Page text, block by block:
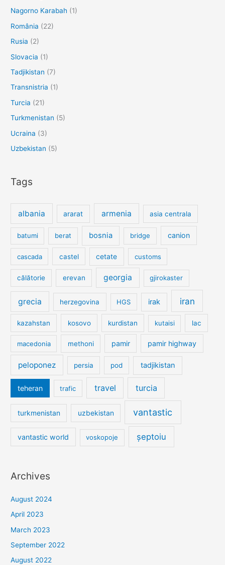
Nagorno Karabah (1)
România (22)
Rusia (2)
Slovacia (1)
Tadjikistan (7)
Transnistria (1)
Turcia (21)
Turkmenistan (5)
Ucraina (3)
Uzbekistan (5)
Tags
albania ararat armenia asia centrala
batumi berat bosnia bridge canion
cascada castel cetate customs
călătorie erevan georgia gjirokaster
grecia herzegovina HGS irak iran
kazahstan kosovo kurdistan kutaisi lac
macedonia methoni pamir pamir highway
peloponez persia pod tadjikistan
teheran trafic travel turcia
turkmenistan uzbekistan vantastic
vantastic world voskopoje șeptoiu
Archives
August 2024
April 2023
March 2023
September 2022
August 2022